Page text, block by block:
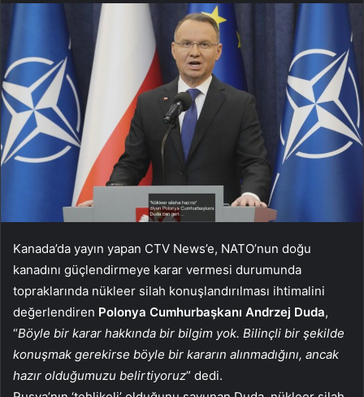
Kanada’da yayın yapan CTV News’e, NATO’nun doğu
kanadını güçlendirmeye karar vermesi durumunda
topraklarında nükleer silah konuşlandırılması ihtimalini
değerlendiren Polonya Cumhurbaşkanı Andrzej Duda,
“Böyle bir karar hakkında bir bilgim yok. Bilinçli bir şekilde
konuşmak gerekirse böyle bir kararın alınmadığını, ancak
hazır olduğumuzu belirtiyoruz” dedi.